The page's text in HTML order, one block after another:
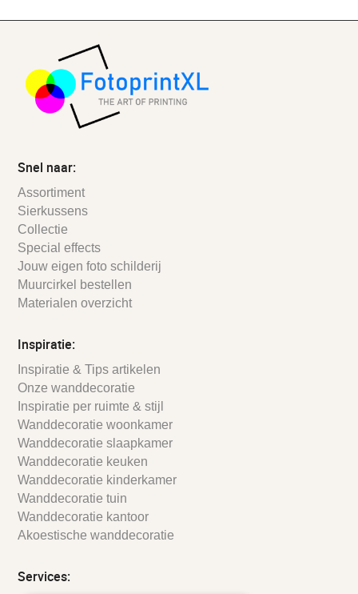
Snel naar:
Assortiment
Sierkussens
Collectie
Special effects
Jouw eigen foto schilderij
Muurcirkel bestellen
Materialen overzicht
Inspiratie:
Inspiratie & Tips artikelen
Onze wanddecoratie
Inspiratie per ruimte & stijl
Wanddecoratie woonkamer
Wanddecoratie slaapkamer
Wanddecoratie keuken
Wanddecoratie kinderkamer
Wanddecoratie tuin
Wanddecoratie kantoor
Akoestische wanddecoratie
Services: